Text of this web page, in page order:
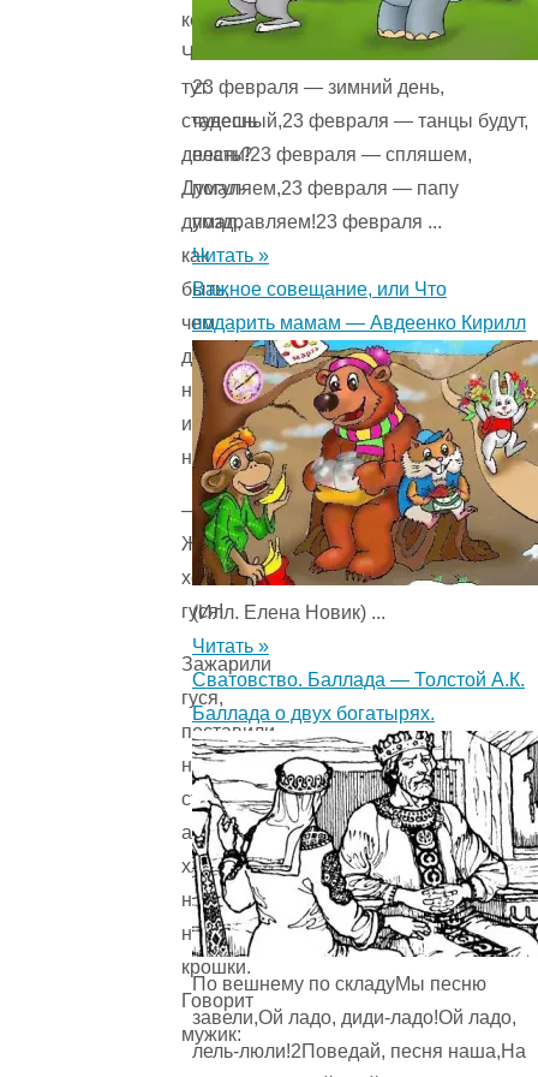
кормить.
Что
тут
станешь
делать?
Думал-
думал,
как
быть,
чем
детей
накормить,
и
надумал:
—
Жарь,
хозяйка,
гуся!
Зажарили
гуся,
поставили
на
стол,
а
хлеба
нет
ни
крошки.
Говорит
мужик:
23 февраля — зимний день,
чудесный,23 февраля — танцы будут,
песни!23 февраля — спляшем,
погуляем,23 февраля — папу
поздравляем!23 февраля ...
Читать »
Важное совещание, или Что
подарить мамам — Авдеенко Кирилл
(Илл. Елена Новик) ...
Читать »
Сватовство. Баллада — Толстой А.К.
Баллада о двух богатырях.
По вешнему по складуМы песню
завели,Ой ладо, диди-ладо!Ой ладо,
лель-люли!2Поведай, песня наша,На